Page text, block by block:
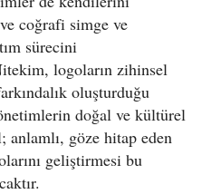
coğrafi simge ve
sürecini
logoların zihinsel
oluşturduğu
doğal ve kültürel
anlamlı, göze hitap eden
geliştirmesi bu